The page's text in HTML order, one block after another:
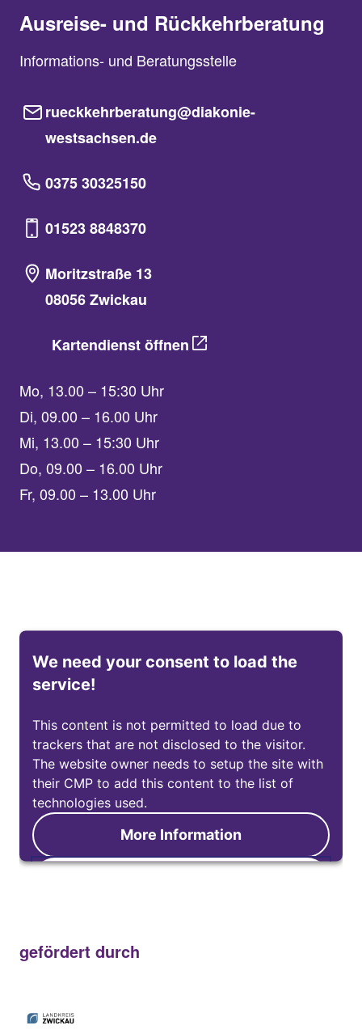
Ausreise- und Rückkehrberatung
Informations- und Beratungsstelle
rueckkehrberatung@diakonie-
westsachsen.de
0375 30325150
01523 8848370
Moritzstraße 13
08056 Zwickau
Kartendienst öffnen
Mo, 13.00 – 15:30 Uhr
Di, 09.00 – 16.00 Uhr
Mi, 13.00 – 15:30 Uhr
Do, 09.00 – 16.00 Uhr
Fr, 09.00 – 13.00 Uhr
We need your consent to load the
service!
This content is not permitted to load due to
trackers that are not disclosed to the visitor.
The website owner needs to setup the site with
their CMP to add this content to the list of
technologies used.
More Information
gefördert durch